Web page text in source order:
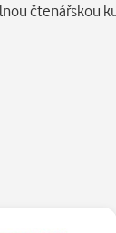
čtenářskou